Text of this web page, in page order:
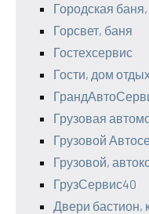
Городская
Горсвет, баня
Гостехсервис
Гости, дом
Грузовая
Грузовой
Грузовой,
ГрузСервис40
Двери бастион,